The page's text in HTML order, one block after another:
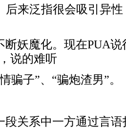
后来泛指很会吸引异
断妖魔化。现在PUA
说的难听
骗子”、“骗炮渣男”。
段关系中一方通过言